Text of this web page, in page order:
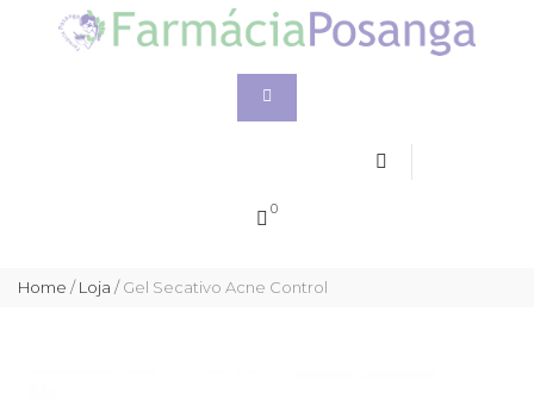
0
Home /Loja /Gel Secativo Acne Control